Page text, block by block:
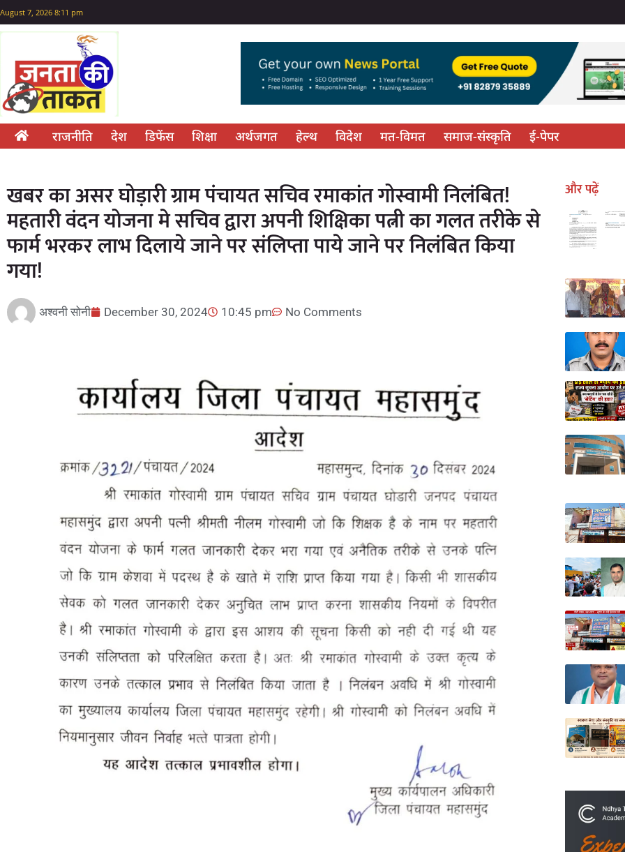
August 7, 2026 8:11 pm
राजनीति देश डिफेंस शिक्षा अर्थजगत हेल्थ विदेश मत-विमत समाज-संस्कृति ई-पेपर
खबर का असर घोड़ारी ग्राम पंचायत सचिव रमाकांत गोस्वामी निलंबित!
महतारी वंदन योजना मे सचिव द्वारा अपनी शिक्षिका पत्नी का गलत तरीके से
फार्म भरकर लाभ दिलाये जाने पर संलिप्ता पाये जाने पर निलंबित किया
गया!
अश्वनी सोनी December 30, 2024 10:45 pm No Comments
और पढ़ें